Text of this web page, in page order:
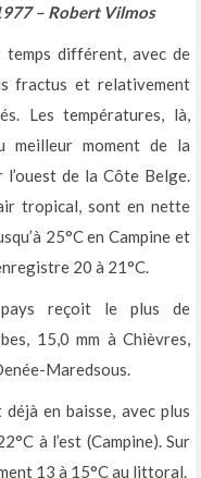
– Robert Vilmos
différent, avec de
fractus et relativement
Les températures, là,
meilleur moment de la
l’ouest de la Côte Belge.
tropical, sont en nette
25°C en Campine et
20 à 21°C.
reçoit le plus de
15,0 mm à Chièvres,
Maredsous.
en baisse, avec plus
à l’est (Campine). Sur
13 à 15°C au littoral.